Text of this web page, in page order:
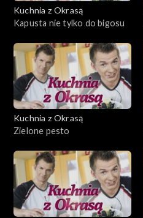
Kuchnia z Okrasą
Kapusta nie tylko do bigosu
Kuchnia z Okrasą
Zielone pesto